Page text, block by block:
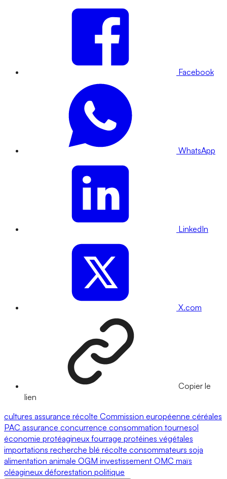
Facebook
WhatsApp
LinkedIn
X.com
Copier le
lien
cultures assurance récolte Commission européenne céréales
PAC assurance concurrence consommation tournesol
économie protéagineux fourrage protéines végétales
importations recherche blé récolte consommateurs soja
alimentation animale OGM investissement OMC maïs
oléagineux déforestation politique